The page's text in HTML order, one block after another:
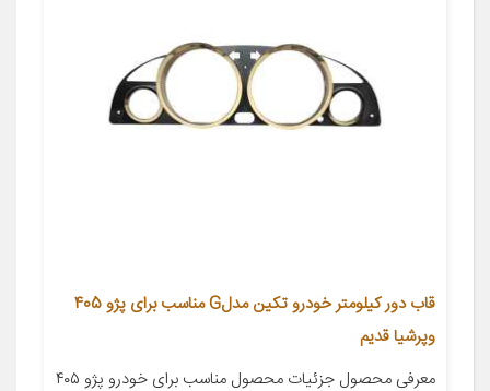
قاب دور کیلومتر خودرو تکین مدلG مناسب برای پژو 405
وپرشیا قدیم
معرفی محصول جزئیات محصول مناسب برای خودرو پژو ۴۰۵